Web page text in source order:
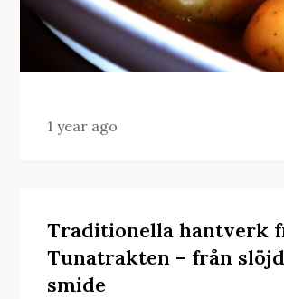
1 year ago
Traditionella hantverk
Tunatrakten – från
smide